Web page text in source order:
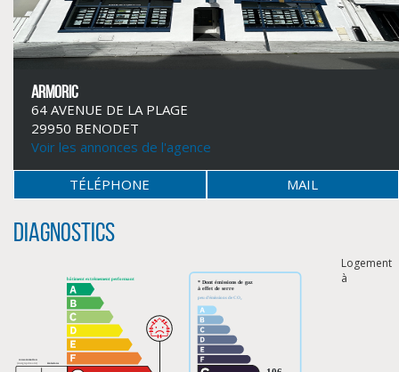
ARMORIC
64 AVENUE DE LA PLAGE
29950 BENODET
Voir les annonces de l'agence
TÉLÉPHONE MAIL
Diagnostics
Logement
à